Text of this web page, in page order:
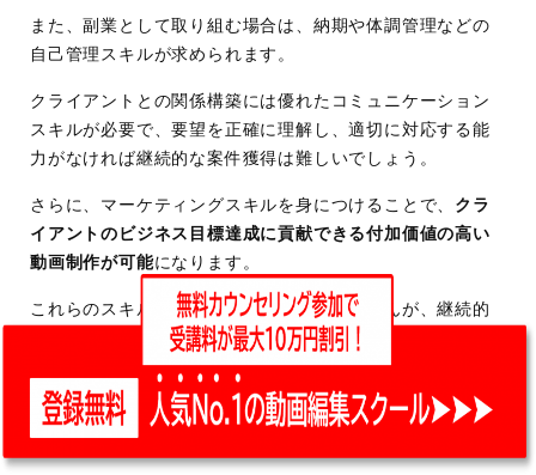
また、副業として取り組む場合は、納期や体調管理などの
自己管理スキルが求められます。
クライアントとの関係構築には優れたコミュニケーション
スキルが必要で、要望を正確に理解し、適切に対応する能
力がなければ継続的な案件獲得は難しいでしょう。
さらに、マーケティングスキルを身につけることで、 クラ
イアントのビジネス目標達成に貢献できる付加価値の高い
動画制作が可能になります。
これらのスキルは一朝一夕には身につきませんが、継続的
な学習と実践を通じて徐々に向上させていくことができま
各スキルをバランス良く磨くことで、動画編集の分野でよ
り高い収入を得る機会が広がるでしょう。